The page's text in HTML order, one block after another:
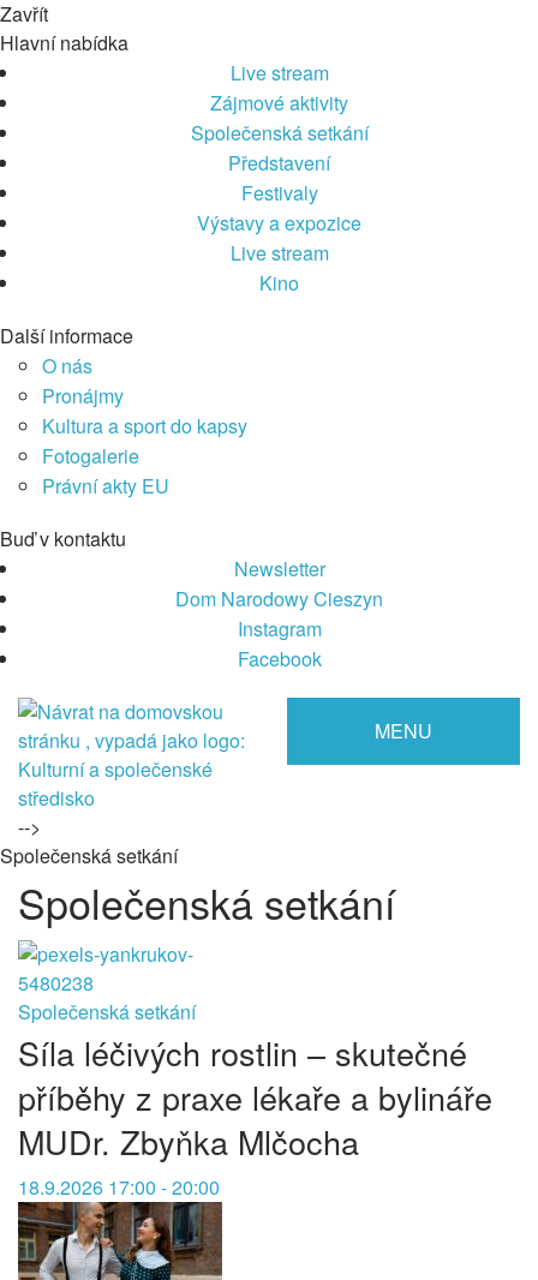
Zavřít
Hlavní nabídka
Live stream
Zájmové aktivity
Společenská setkání
Představení
Festivaly
Výstavy a expozice
Live stream
Kino
Další informace
O nás
Pronájmy
Kultura a sport do kapsy
Fotogalerie
Právní akty EU
Buď v kontaktu
Newsletter
Dom Narodowy Cieszyn
Instagram
Facebook
MENU
-->
Společenská setkání
Společenská setkání
Společenská setkání
Síla léčivých rostlin – skutečné
příběhy z praxe lékaře a bylináře
MUDr. Zbyňka Mlčocha
18.9.2026 17:00 - 20:00